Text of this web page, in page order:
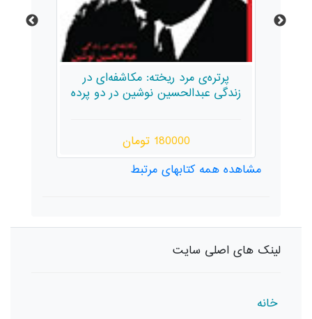
پرتره‌ی مرد ریخته: مکاشفه‌ای در
زندگی عبدالحسین نوشین در دو پرده
180000 تومان
مشاهده همه کتابهای مرتبط
لینک های اصلی سایت
خانه